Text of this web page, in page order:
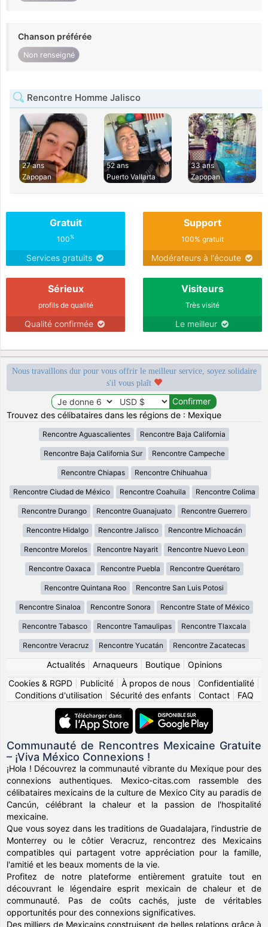
Chanson préférée
Non renseigné
Rencontre Homme Jalisco
27 ans
Zapopan
52 ans
Puerto Vallarta
33 ans
Zapopan
Gratuit
100%
Services gratuits
Support
100% gratuit
Modérateurs à l'écoute
Sérieux
profils de qualité
Qualité confirmée
Visiteurs
Très visité
Le meilleur
Nous travaillons dur pour vous offrir le meilleur service, soyez solidaire
s'il vous plaît
Trouvez des célibataires dans les régions de : Mexique
Rencontre Aguascalientes Rencontre Baja California
Rencontre Baja California Sur Rencontre Campeche
Rencontre Chiapas Rencontre Chihuahua
Rencontre Ciudad de México Rencontre Coahuila Rencontre Colima
Rencontre Durango Rencontre Guanajuato Rencontre Guerrero
Rencontre Hidalgo Rencontre Jalisco Rencontre Michoacán
Rencontre Morelos Rencontre Nayarit Rencontre Nuevo Leon
Rencontre Oaxaca Rencontre Puebla Rencontre Querétaro
Rencontre Quintana Roo Rencontre San Luis Potosi
Rencontre Sinaloa Rencontre Sonora Rencontre State of México
Rencontre Tabasco Rencontre Tamaulipas Rencontre Tlaxcala
Rencontre Veracruz Rencontre Yucatán Rencontre Zacatecas
Actualités| Arnaqueurs| Boutique| Opinions
Cookies & RGPD
Publicité À propos de nous Confidentialité
Conditions d'utilisation| Sécurité des enfants| Contact| FAQ
Communauté de Rencontres Mexicaine Gratuite
– ¡Viva México Connexions !
¡Hola ! Découvrez la communauté vibrante du Mexique pour des
connexions authentiques. Mexico-citas.com rassemble des
célibataires mexicains de la culture de Mexico City au paradis de
Cancún, célébrant la chaleur et la passion de l'hospitalité
mexicaine.
Que vous soyez dans les traditions de Guadalajara, l'industrie de
Monterrey ou le côtier Veracruz, rencontrez des Mexicains
compatibles qui partagent votre appréciation pour la famille,
l'amitié et les beaux moments de la vie.
Profitez de notre plateforme entièrement gratuite tout en
découvrant le légendaire esprit mexicain de chaleur et de
communauté. Pas de coûts cachés, juste de véritables
opportunités pour des connexions significatives.
Des milliers de Mexicains construisent de belles relations grâce à